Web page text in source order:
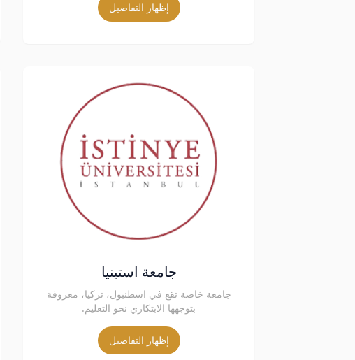
إظهار التفاصيل
جامعة استينيا
جامعة خاصة تقع في اسطنبول، تركيا، معروفة
بتوجهها الابتكاري نحو التعليم.
إظهار التفاصيل